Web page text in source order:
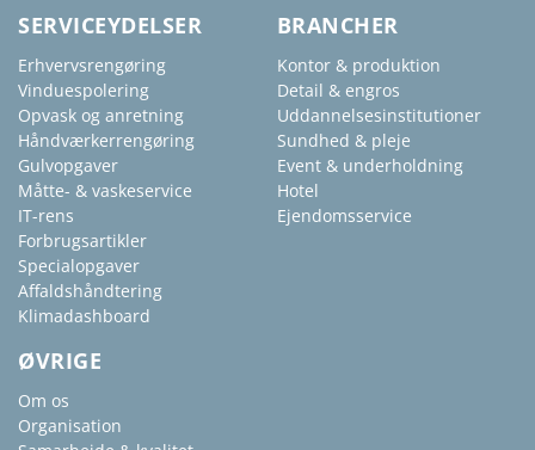
SERVICEYDELSER
Erhvervsrengøring
Vinduespolering
Opvask og anretning
Håndværkerrengøring
Gulvopgaver
Måtte- & vaskeservice
IT-rens
Forbrugsartikler
Specialopgaver
Affaldshåndtering
Klimadashboard
BRANCHER
Kontor & produktion
Detail & engros
Uddannelsesinstitutioner
Sundhed & pleje
Event & underholdning
Hotel
Ejendomsservice
ØVRIGE
Om os
Organisation